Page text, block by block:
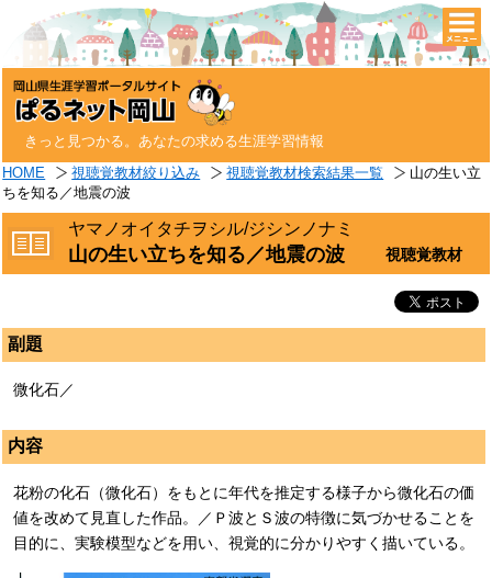
きっと見つかる。あなたの求める生涯学習情報
HOME 視聴覚教材絞り込み 視聴覚教材検索結果一覧
山の生い立
ちを知る／地震の波
ヤマノオイタチヲシル/ジシンノナミ
山の生い立ちを知る／地震の波 視聴覚教材
副題
微化石／
内容
花粉の化石（微化石）をもとに年代を推定する様子から微化石の価
値を改めて見直した作品。／Ｐ波とＳ波の特徴に気づかせることを
目的に、実験模型などを用い、視覚的に分かりやすく描いている。